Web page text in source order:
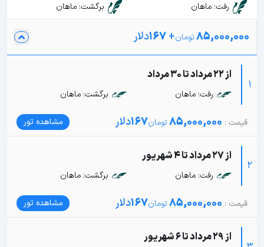
رفت: ماهان برگشت: ماهان
85,000,000
+
167دلار
1
از 22 مرداد تا 30 مرداد
رفت: ماهان برگشت: ماهان
85,000,000
167دلار مشاهده تور
2
از 27 مرداد تا 4 شهریور
رفت: ماهان برگشت: ماهان
85,000,000
167دلار مشاهده تور
از 29 مرداد تا 6 شهریور